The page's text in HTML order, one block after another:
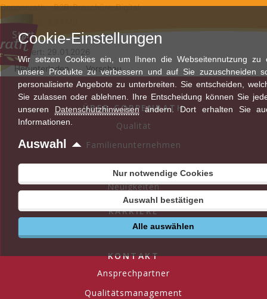
Zum
Inhalt
springen
Start
Coppenrath - B2B-Broschüre_Digital
Dateigröße: 2.91 MB
Erstellungsdatum: 23.01.2024
Aktualisiert: 29.01.2026
Herunterladen
Vorschau
ÜBER COPPENRATH
Qualität
Familienunternehmen
AKTUELLES
Neuigkeiten
KARRIERE
Stellenangebote
KONTAKT
Ansprechpartner
Qualitätsmanagement
Cookie-Einstellungen
Wir setzen Cookies ein, um Ihnen die Webseitennutzung zu
unsere Produkte zu verbessern und auf Sie zuzuschneiden
personalisierte Angebote zu unterbreiten. Sie entscheiden,
Sie zulassen oder ablehnen. Ihre Entscheidung können Sie
unseren Datenschutzhinweisenändern. Dort erhalten Sie
Informationen.
Auswahl
Nur notwendige Cookies
Auswahl bestätigen
Alle auswählen